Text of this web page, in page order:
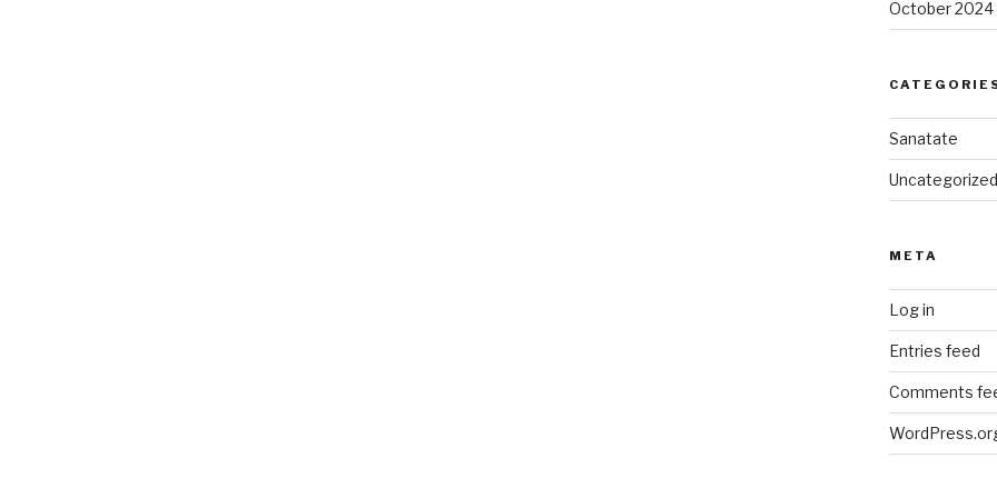
October 2024
Sanatate
Uncategorized
META
Log in
Entries feed
Comments